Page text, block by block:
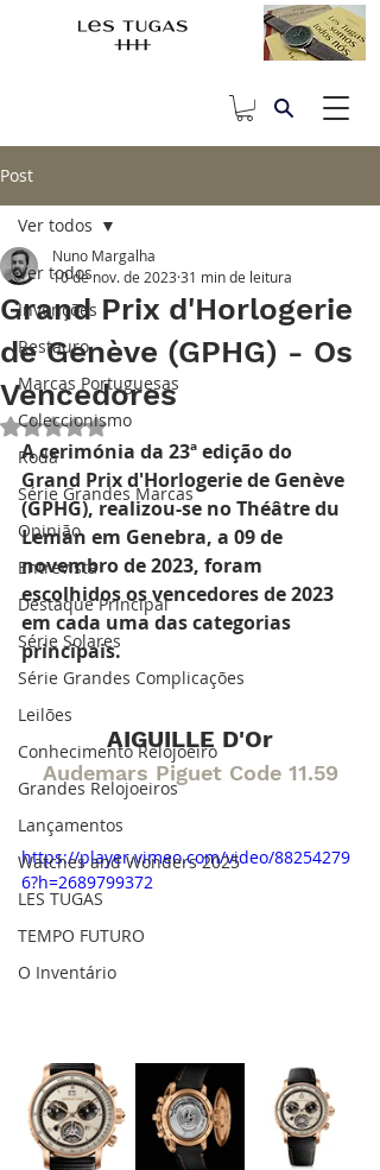
Post
Ver todos
Invenções
Restauro
Marcas Portuguesas
Coleccionismo
Roda
Série Grandes Marcas
Opinião
Entrevista
Destaque Principal
Série Solares
Série Grandes Complicações
Leilões
Conhecimento Relojoeiro
Grandes Relojoeiros
Lançamentos
Watches and Wonders 2025
LES TUGAS
TEMPO FUTURO
O Inventário
Ver todos
Grand Prix d'Horlogerie
de Genève (GPHG) - Os
Vencedores
Nuno Margalha
10 de nov. de 2023 31 min de leitura
Avaliado com NaN de 5 estrelas.
A cerimónia da 23ª edição do
Grand Prix d'Horlogerie de Genève
(GPHG), realizou-se no Théâtre du
Leman em Genebra, a 09 de
novembro de 2023, foram
escolhidos os vencedores de 2023
em cada uma das categorias
principais.
AIGUILLE D'Or
Audemars Piguet Code 11.59
https://player.vimeo.com/video/88254279
6?h=2689799372